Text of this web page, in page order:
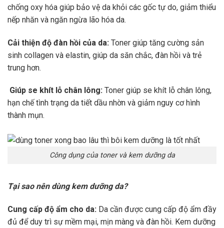
chống oxy hóa giúp bảo vệ da khỏi các gốc tự do, giảm thiểu
nếp nhăn và ngăn ngừa lão hóa da.
Cải thiện độ đàn hồi của da: Toner giúp tăng cường sản
sinh collagen và elastin, giúp da săn chắc, đàn hồi và trẻ
trung hơn.
Giúp se khít lỗ chân lông: Toner giúp se khít lỗ chân lông,
hạn chế tình trạng da tiết dầu nhờn và giảm nguy cơ hình
thành mụn.
Công dụng của toner và kem dưỡng da
Tại sao nên dùng kem dưỡng da?
Cung cấp độ ẩm cho da: Da cần được cung cấp độ ẩm đầy
đủ để duy trì sự mềm mại, mịn màng và đàn hồi. Kem dưỡng